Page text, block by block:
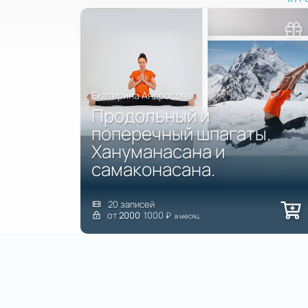
Екатерина Андросова
Продольный и
поперечный шпагаты.
Хануманасана и
самаконасана.
20 записей
от2000 1000 ₽ в месяц